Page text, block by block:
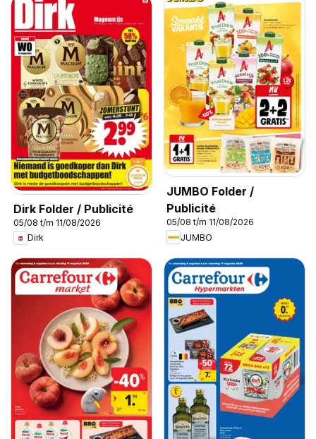
Dirk Folder / Publicité
05/08 t/m 11/08/2026
Dirk
JUMBO Folder /
Publicité
05/08 t/m 11/08/2026
JUMBO